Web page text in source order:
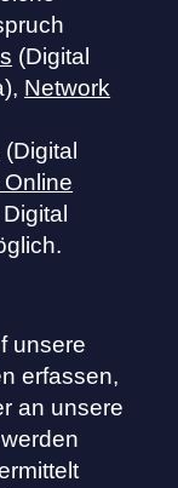
(Digital
Network
(Digital
Online
unsere
erfassen,
an unsere